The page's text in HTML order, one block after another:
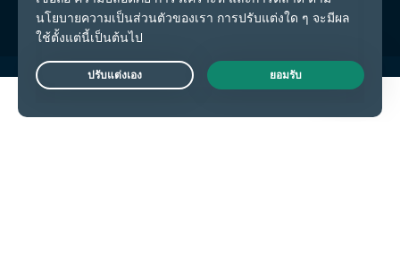
Live Chat